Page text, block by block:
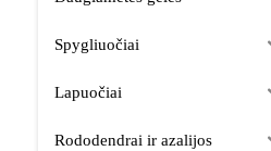
Spygliuočiai
Lapuočiai
Rododendrai ir azalijos